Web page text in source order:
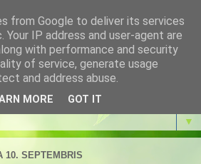
pārmaiņas citos. Koučings.
Eneagramma. Meditācijas.
▼
10. SEPTEMBRIS
from Google to deliver its services
Your IP address and user-agent are
with performance and security
of service, generate usage
and address abuse.
MORE GOT IT